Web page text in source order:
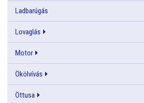
Ladbarúgás
Lovaglás
Motor
Ökölvívás
Öttusa